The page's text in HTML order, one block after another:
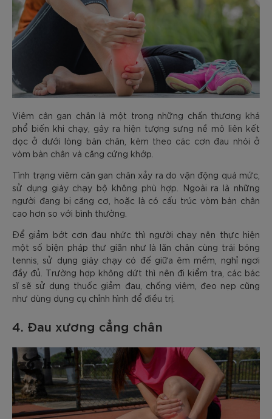
Viêm cân gan chân là một trong những chấn thương khá
phổ biến khi chạy, gây ra hiện tượng sưng nề mô liên kết
dọc ở dưới lòng bàn chân, kèm theo các cơn đau nhói ở
vòm bàn chân và căng cứng khớp.
Tình trạng viêm cân gan chân xảy ra do vận động quá mức,
sử dụng giày chạy bộ không phù hợp. Ngoài ra là những
người đang bị căng cơ, hoặc là có cấu trúc vòm bàn chân
cao hơn so với bình thường.
Để giảm bớt cơn đau nhức thì người chạy nên thực hiện
một số biện pháp thư giãn như là lăn chân cùng trái bóng
tennis, sử dụng giày chạy có đế giữa êm mềm, nghỉ ngơi
đầy đủ. Trường hợp không dứt thì nên đi kiểm tra, các bác
sĩ sẽ sử dụng thuốc giảm đau, chống viêm, đeo nẹp cũng
như dùng dụng cụ chỉnh hình để điều trị.
4. Đau xương cẳng chân